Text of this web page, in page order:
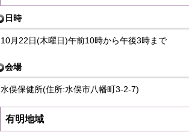
日時
10月22日(木曜日)午前10時から午後3時まで
会場
水俣保健所(住所:水俣市八幡町3‐2-7)
有明地域